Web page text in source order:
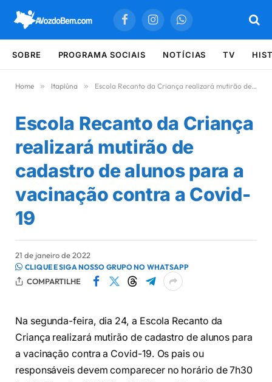
FacebookInstagramWhatsApp
SOBRE PROGRAMA SOCIAIS NOTÍCIAS TV
Home » Itapiúna » Escola Recanto da Criança realizará mutirão de cadastro de alunos para a vacinação contra a Covid-19
Escola Recanto da Criança
realizará mutirão de
cadastro de alunos para a
vacinação contra a Covid-
19
21 de janeiro de 2022
CLIQUE E SIGA NOSSO GRUPO NO WHATSAPP
COMPARTILHE
Na segunda-feira, dia 24, a Escola Recanto da
Criança realizará mutirão de cadastro de alunos para
a vacinação contra a Covid-19. Os pais ou
responsáveis devem comparecer no horário de 7h30